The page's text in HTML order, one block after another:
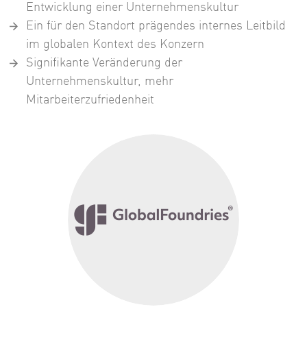
Entwicklung einer Unternehmenskultur
Ein für den Standort prägendes internes Leitbild
im globalen Kontext des Konzern
Signifikante Veränderung der
Unternehmenskultur, mehr
Mitarbeiterzufriedenheit